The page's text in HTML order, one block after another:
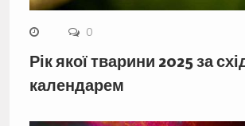
0
Рік якої тварини 2025 за
календарем